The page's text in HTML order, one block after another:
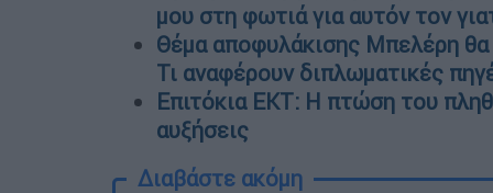
μου στη φωτιά για αυτόν τον
Θέμα αποφυλάκισης Μπελέρη
Τι αναφέρουν διπλωματικές
Επιτόκια ΕΚΤ: Η πτώση του
αυξήσεις
Διαβάστε ακόμη